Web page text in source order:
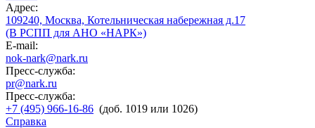
Адрес:
109240, Москва, Котельническая набережная д.17
(В РСПП для АНО «НАРК»)
E-mail:
nok-nark@nark.ru
Пресс-служба:
pr@nark.ru
Пресс-служба:
+7 (495) 966-16-86 (доб. 1019 или 1026)
Справка